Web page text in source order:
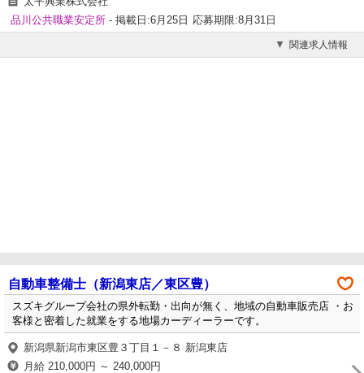
品川公共職業安定所 - 掲載日:6月25日 応募期限:8月31日
関連求人情報
自動車整備士（新潟東店／東区豊）
スズキグループ会社の県外転勤・出向が無く、地域の自動車販売店 ・お
客様と密着した就業をする地場カーディーラーです。
新潟県新潟市東区豊３丁目１－８ 新潟東店
月給 210,000円 ～ 240,000円